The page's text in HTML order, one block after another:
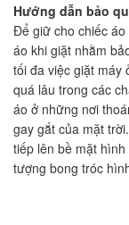
Hướng dẫn bảo
Để giữ cho chiếc
áo khi giặt nhằm
tối đa việc giặt máy
quá lâu trong các
áo ở những nơi
gay gắt của mặt
tiếp lên bề mặt
tượng bong tróc